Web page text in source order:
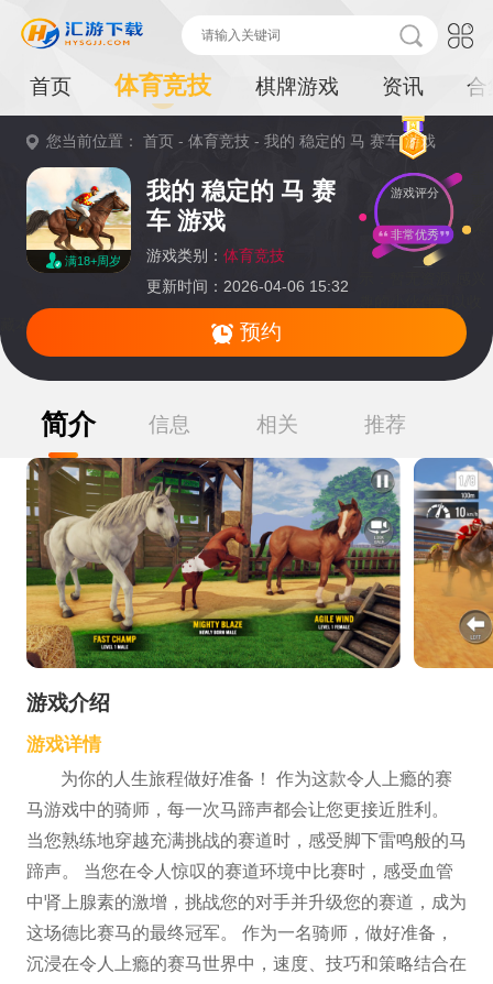
首页 体育竞技 棋牌游戏 资讯 合
您当前位置：首页 -体育竞技 -我的 稳定的 马 赛车 游戏
满18+周岁
我的 稳定的 马 赛
车 游戏
游戏类别： 体育竞技
更新时间：2026-04-06 15:32
游戏评分
非常优秀
预约
提
藏本页面或持续关注本站后续动态
简介 信息 相关 推荐
游戏介绍
游戏详情
为你的人生旅程做好准备！ 作为这款令人上瘾的赛
马游戏中的骑师，每一次马蹄声都会让您更接近胜利。
当您熟练地穿越充满挑战的赛道时，感受脚下雷鸣般的马
蹄声。 当您在令人惊叹的赛道环境中比赛时，感受血管
中肾上腺素的激增，挑战您的对手并升级您的赛道，成为
这场德比赛马的最终冠军。 作为一名骑师，做好准备，
沉浸在令人上瘾的赛马世界中，速度、技巧和策略结合在